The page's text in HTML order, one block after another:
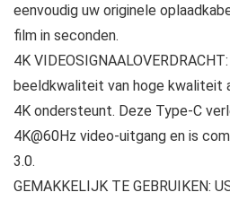
eenvoudig uw originele
film in seconden.
4K
beeldkwaliteit van hoge kwaliteit
4K ondersteunt. Deze Type-C
4K@60Hz video-uitgang en is
3.0.
GEMAKKELIJK TE GEBRUIKEN: